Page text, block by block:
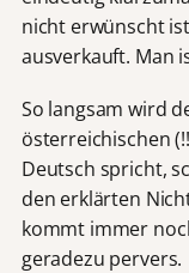
nicht erwünscht
ausverkauft. Man
So langsam wird
österreichischen
Deutsch spricht,
den erklärten
kommt immer
geradezu pervers.